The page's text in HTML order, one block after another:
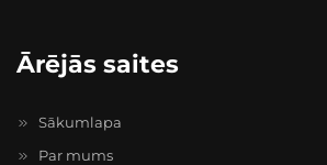
Ārējās saites
Sākumlapa
Par mums